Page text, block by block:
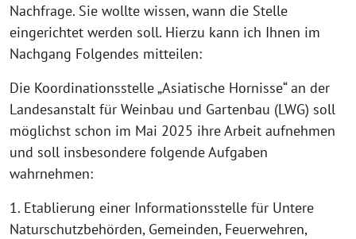
Nachfrage. Sie wollte wissen, wann die Stelle
eingerichtet werden soll. Hierzu kann ich Ihnen im
Nachgang Folgendes mitteilen:
Die Koordinationsstelle „Asiatische Hornisse“ an der
Landesanstalt für Weinbau und Gartenbau (LWG) soll
möglichst schon im Mai 2025 ihre Arbeit aufnehmen
und soll insbesondere folgende Aufgaben
wahrnehmen:
1. Etablierung einer Informationsstelle für Untere
Naturschutzbehörden, Gemeinden, Feuerwehren,